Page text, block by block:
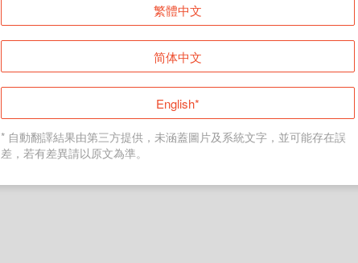
登入
返回首頁
繁體中文
简体中文
English*
* 自動翻譯結果由第三方提供，未涵蓋圖片及系統文字，並可能存在誤
差，若有差異請以原文為準。